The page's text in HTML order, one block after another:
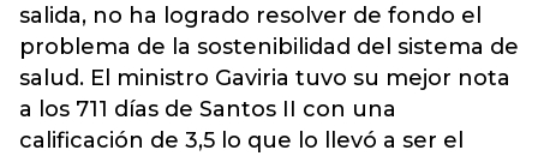
salida, no ha logrado resolver de fondo el
problema de la sostenibilidad del sistema de
salud. El ministro Gaviria tuvo su mejor nota
a los 711 días de Santos II con una
calificación de 3,5 lo que lo llevó a ser el